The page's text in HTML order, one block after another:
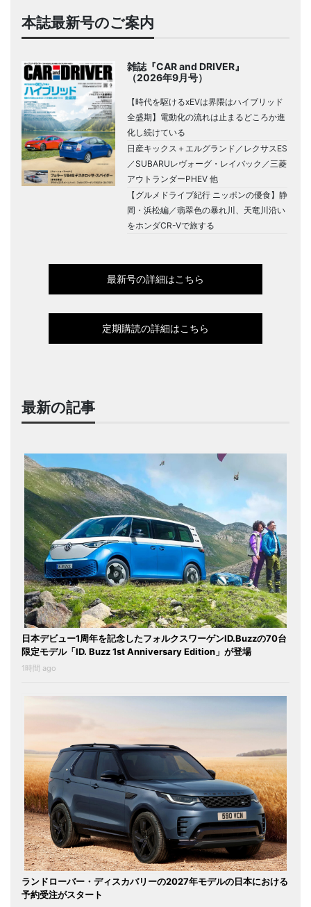
本誌最新号のご案内
雑誌『CAR and DRIVER』
（2026年9月号）
【時代を駆けるxEVは界隈はハイブリッド
全盛期】電動化の流れは止まるどころか進
化し続けている
日産キックス＋エルグランド／レクサスES
／SUBARUレヴォーグ・レイバック／三菱
アウトランダーPHEV 他
【グルメドライブ紀行 ニッポンの優食】静
岡・浜松編／翡翠色の暴れ川、天竜川沿い
をホンダCR-Vで旅する
最新号の詳細はこちら
定期購読の詳細はこちら
最新の記事
日本デビュー1周年を記念したフォルクスワーゲンID.Buzzの70台
限定モデル「ID. Buzz 1st Anniversary Edition」が登場
1時間 ago
ランドローバー・ディスカバリーの2027年モデルの日本における
予約受注がスタート